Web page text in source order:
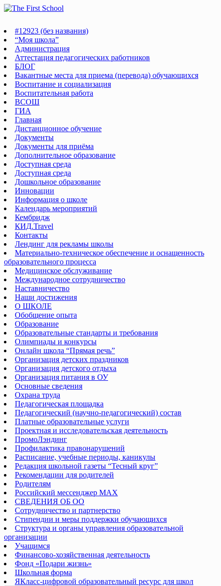
Перейти
#12923 (без названия)
“Моя школа”
Администрация
Аттестация педагогических работников
БЛОГ
Вакантные места для приема (перевода) обучающихся
Воспитание и социализация
Воспитательная работа
ВСОШ
ГИА
Главная
Дистанционное обучение
Документы
Документы для приёма
Дополнительное образование
Доступная среда
Доступная среда
Дошкольное образование
Инновации
Информация о школе
Календарь мероприятий
Кембридж
КИД.Travel
Контакты
Лендинг для рекламы школы
Материально-техническое обеспечение и оснащенность
образовательного процесса
Медицинское обслуживание
Международное сотрудничество
Наставничество
Наши достижения
О ШКОЛЕ
Обобщение опыта
Образование
Образовательные стандарты и требования
Олимпиады и конкурсы
Онлайн школа “Прямая речь”
Организация детских праздников
Организация детского отдыха
Организация питания в ОУ
Основные сведения
Охрана труда
Педагогическая площадка
Педагогический (научно-педагогический) состав
Платные образовательные услуги
Проектная и исследовательская деятельность
ПромоЛэндинг
Профилактика правонарушений
Расписание, учебные периоды, каникулы
Редакция школьной газеты “Тесный круг”
Рекомендации для родителей
Родителям
Российский мессенджер MAX
СВЕДЕНИЯ ОБ ОО
Сотрудничество и партнерство
Стипендии и меры поддержки обучающихся
Структура и органы управления образовательной
организации
Учащимся
Финансово-хозяйственная деятельность
Фонд «Подари жизнь»
Школьная форма
ЯКласс-цифровой образовательный ресурс для школ